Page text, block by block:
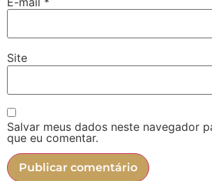
Site
Salvar meus dados neste navegador
que eu comentar.